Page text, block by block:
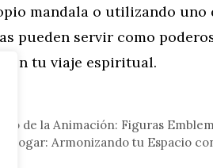
mandala o utilizando uno
pueden servir como
en tu viaje espiritual.
de la Animación: Figuras
Hogar: Armonizando tu Espacio